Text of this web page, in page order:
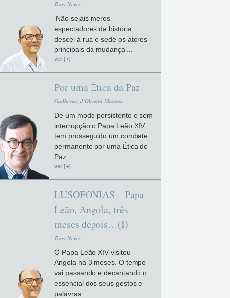
Tony Neves
‘Não sejais meros
espectadores da história,
descei à rua e sede os atores
principais da mudança’...
ver [+]
Por uma Ética da Paz
Guilherme d'Oliveira Martins
De um modo persistente e sem
interrupção o Papa Leão XIV
tem prosseguido um combate
permanente por uma Ética de
Paz.
ver [+]
LUSOFONIAS – Papa
Leão, Angola, três
meses depois…(I)
Tony Neves
O Papa Leão XIV visitou
Angola há 3 meses. O tempo
vai passando e decantando o
essencial dos seus gestos e
palavras.